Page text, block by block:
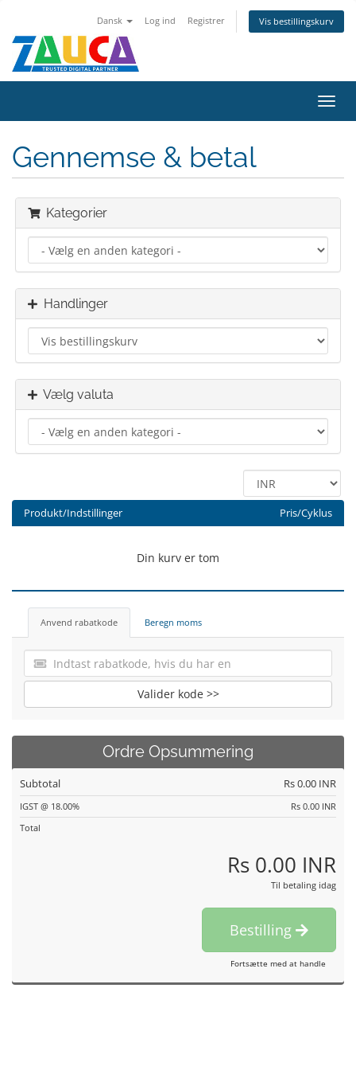
Dansk Log ind Registrer Vis bestillingskurv
Skift
Gennemse & betal
Kategorier
Handlinger
Vælg valuta
Produkt/Indstillinger Pris/Cyklus
Din kurv er tom
Anvend rabatkode Beregn moms
Valider kode >>
Ordre Opsummering
Subtotal Rs 0.00 INR
IGST @ 18.00%
Rs 0.00 INR
Total
Rs 0.00 INR
Til betaling idag
Bestilling
Fortsætte med at handle